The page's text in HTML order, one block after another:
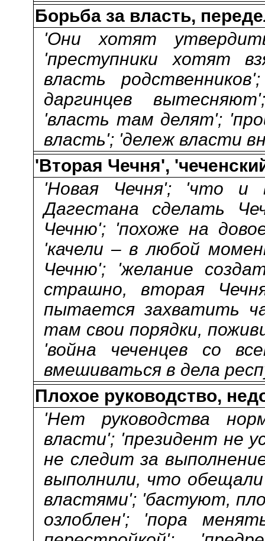
Борьба за власть,
'Они хотят
'преступники хотят
власть
даргинцев
'власть там делят';
власть'; 'дележ власти
'Вторая Чечня',
'Новая Чечня'; 'что и
Дагестана сделать
Чечню'; 'похоже на
'качели – в любой
Чечню'; 'желание
страшно, вторая
пытается захватить
там свои порядки,
'война чеченцев со
вмешиваться в дела
Плохое руководство,
'Нет руководства
власти'; 'президент не
не следит за
выполнили, что
властями'; 'бастуют,
озлоблен'; 'пора